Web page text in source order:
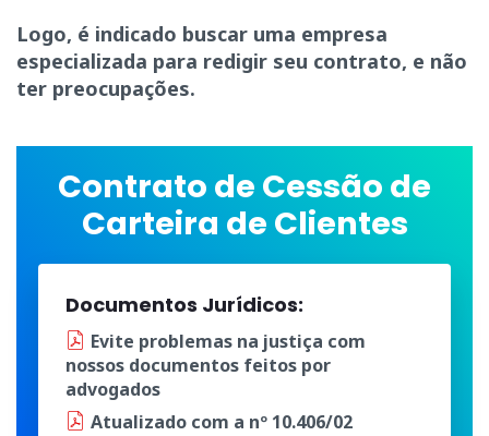
Logo, é indicado buscar uma empresa
especializada para redigir seu contrato, e não
ter preocupações.
Contrato de Cessão de
Carteira de Clientes
Documentos Jurídicos:
Evite problemas na justiça com
nossos documentos feitos por
advogados
Atualizado com a nº 10.406/02